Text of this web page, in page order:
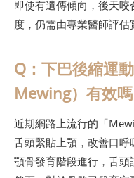
即使有遺傳傾向，後天
度，仍需由專業醫師評估
Q：下巴後縮運
Mewing）有效嗎
近期網路上流行的「
舌頭緊貼上顎，改善口
顎骨發育階段進行，舌頭